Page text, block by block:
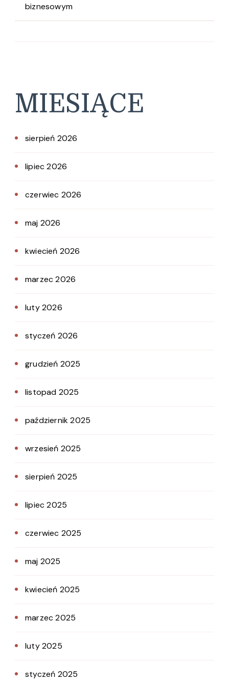
biznesowym
MIESIĄCE
sierpień 2026
lipiec 2026
czerwiec 2026
maj 2026
kwiecień 2026
marzec 2026
luty 2026
styczeń 2026
grudzień 2025
listopad 2025
październik 2025
wrzesień 2025
sierpień 2025
lipiec 2025
czerwiec 2025
maj 2025
kwiecień 2025
marzec 2025
luty 2025
styczeń 2025